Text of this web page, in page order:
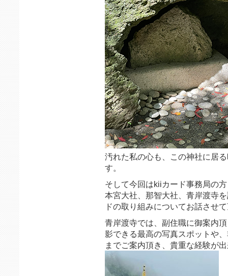
汚れた私の心も、この神社に居
す。
そして今回はkiiカード事務局の
本宮大社、那智大社、青岸渡寺
ドの取り組みについてお話させ
青岸渡寺では、副住職に御案内
影できる最高の写真スポットや
までご案内頂き、貴重な経験が